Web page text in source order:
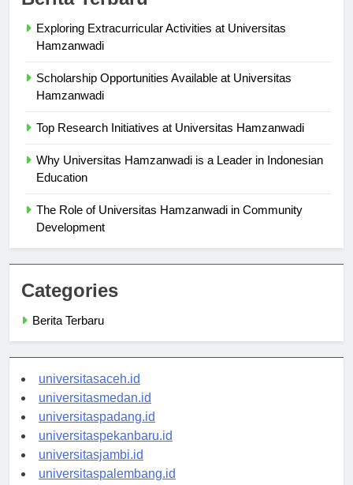
Berita Terbaru
Exploring Extracurricular Activities at Universitas
Scholarship Opportunities Available at Universitas
Why Universitas Hamzanwadi is a Leader in Indonesian
The Role of Universitas Hamzanwadi in Community
Categories
universitasaceh.id
universitasmedan.id
universitaspadang.id
universitaspekanbaru.id
universitasjambi.id